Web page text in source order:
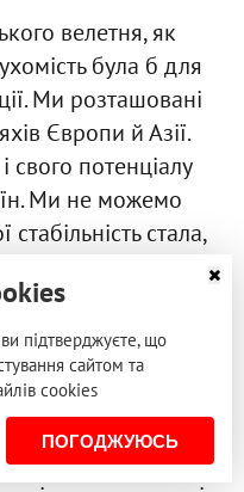
велетня, як
була б для
Ми розташовані
Європи й Азії.
свого потенціалу
Ми не можемо
стала,
— країною,
річ,
на роки вперед:
п’яте) місце
родовищ.
підтверджуєте, що
сайтом та
cookies
ПОГОДЖУЮСЬ